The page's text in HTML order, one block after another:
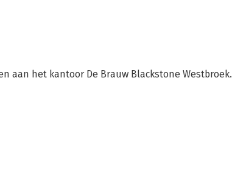
aan het kantoor De Brauw Blackstone Westbroek.